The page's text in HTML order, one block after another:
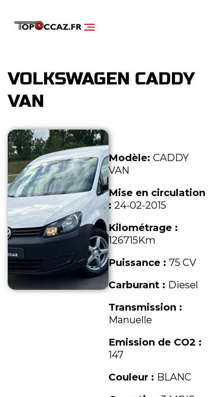
VOLKSWAGEN CADDY
VAN
Modèle: CADDY
VAN
Mise en circulation
: 24-02-2015
Kilométrage :
126715Km
Puissance : 75 CV
Carburant : Diesel
Transmission :
Manuelle
Emission de CO2 :
147
Couleur : BLANC